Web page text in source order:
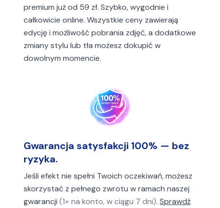
premium już od 59 zł. Szybko, wygodnie i
całkowicie online. Wszystkie ceny zawierają
edycję i możliwość pobrania zdjęć, a dodatkowe
zmiany stylu lub tła możesz dokupić w
dowolnym momencie.
Gwarancja satysfakcji 100% — bez
ryzyka.
Jeśli efekt nie spełni Twoich oczekiwań, możesz
skorzystać z pełnego zwrotu w ramach naszej
gwarancji (1× na konto, w ciągu 7 dni). Sprawdź